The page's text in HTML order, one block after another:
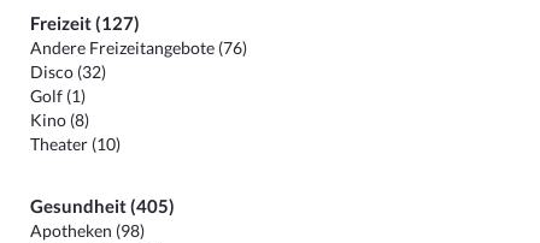
Freizeit (127)
Andere Freizeitangebote (76)
Disco (32)
Golf (1)
Kino (8)
Theater (10)
Gesundheit (405)
Apotheken (98)